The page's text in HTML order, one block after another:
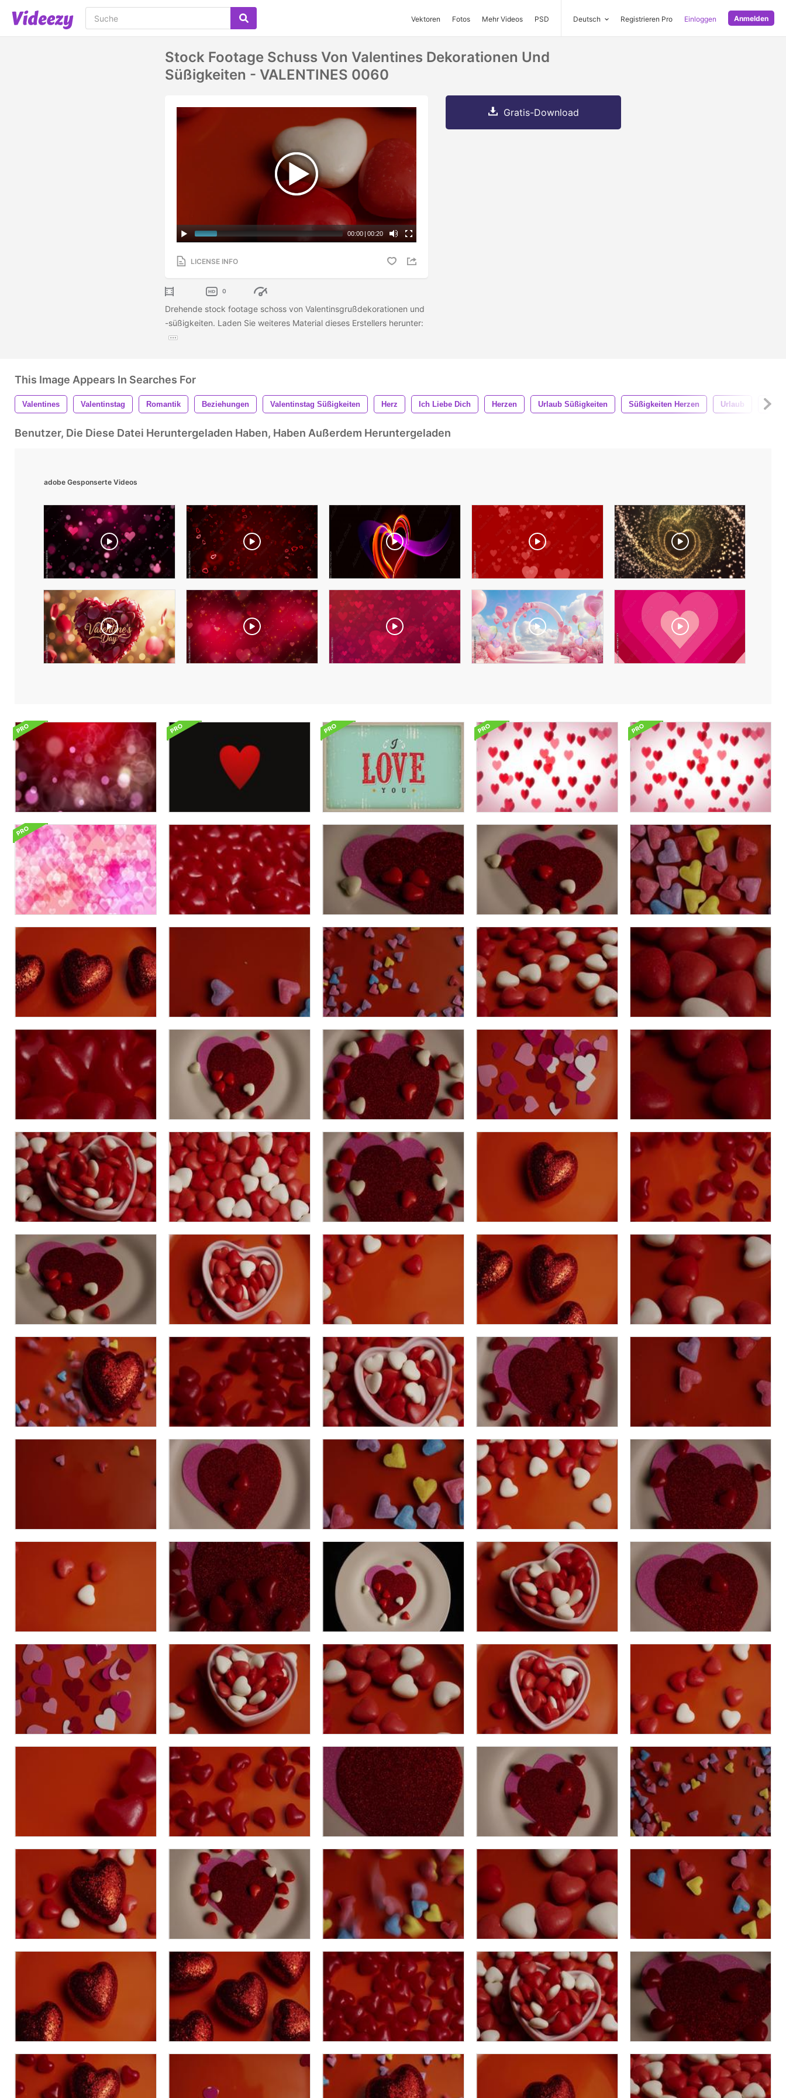
Vektoren Fotos Mehr Videos PSD Deutsch Registrieren Pro Einloggen Anmelden
Stock Footage Schuss Von Valentines Dekorationen Und
Süßigkeiten - VALENTINES 0060
00:00 | 00:20
LICENSE INFO
0
Drehende stock footage schoss von Valentinsgrußdekorationen und
-süßigkeiten. Laden Sie weiteres Material dieses Erstellers herunter:
Gratis-Download
This Image Appears In Searches For
Valentines Valentinstag Romantik Beziehungen Valentinstag Süßigkeiten Herz Ich Liebe Dich Herzen Urlaub Süßigkeiten Süßigkeiten Herzen Urlaub
Benutzer, Die Diese Datei Heruntergeladen Haben, Haben Außerdem Heruntergeladen
adobe Gesponserte Videos